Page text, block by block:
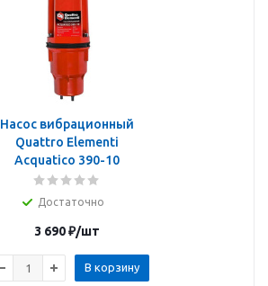
Насос вибрационный
Quattro Elementi
Acquatico 390-10
Достаточно
3 690₽/шт
В корзину